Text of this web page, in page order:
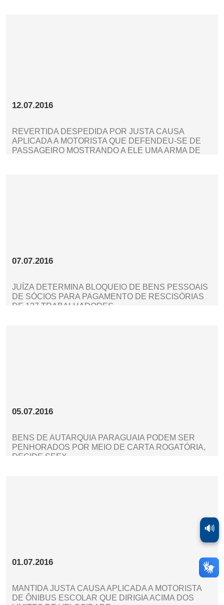
12.07.2016
REVERTIDA DESPEDIDA POR JUSTA CAUSA
APLICADA A MOTORISTA QUE DEFENDEU-SE DE
PASSAGEIRO MOSTRANDO A ELE UMA ARMA DE
07.07.2016
JUÍZA DETERMINA BLOQUEIO DE BENS PESSOAIS
DE SÓCIOS PARA PAGAMENTO DE RESCISÓRIAS
DE 127 TRABALHADORES
05.07.2016
BENS DE AUTARQUIA PARAGUAIA PODEM SER
PENHORADOS POR MEIO DE CARTA ROGATÓRIA,
DECIDE SEEX
01.07.2016
MANTIDA JUSTA CAUSA APLICADA A MOTORISTA
DE ÔNIBUS ESCOLAR QUE DIRIGIA ACIMA DOS
🔊